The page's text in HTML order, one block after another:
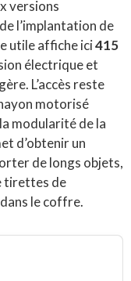
versions
l’implantation de
utile affiche ici415
électrique et
L’accès reste
motorisé
modularité de la
d’obtenir un
de longs objets,
tirettes de
le coffre.